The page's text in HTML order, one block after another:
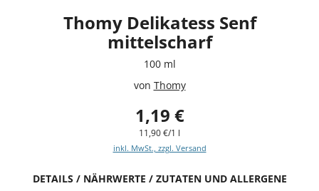
Thomy Delikatess Senf
mittelscharf
100 ml
von Thomy
1,19 €
11,90 €/1 l
inkl. MwSt., zzgl. Versand
DETAILS / NÄHRWERTE / ZUTATEN UND ALLERGENE